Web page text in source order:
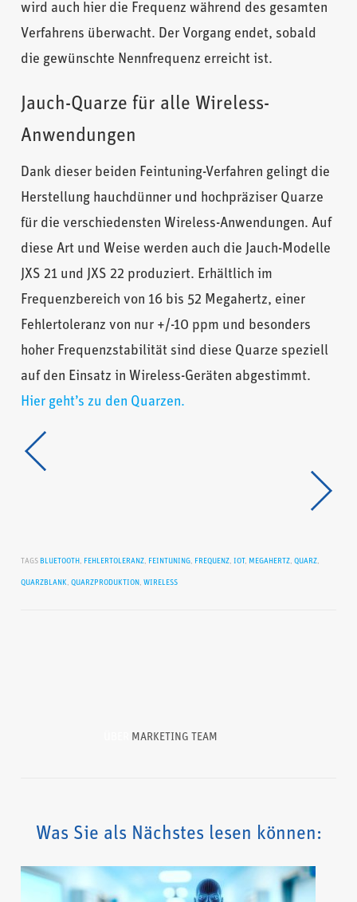
wird auch hier die Frequenz während des gesamten
Verfahrens überwacht. Der Vorgang endet, sobald
die gewünschte Nennfrequenz erreicht ist.
Jauch-Quarze für alle Wireless-
Anwendungen
Dank dieser beiden Feintuning-Verfahren gelingt die
Herstellung hauchdünner und hochpräziser Quarze
für die verschiedensten Wireless-Anwendungen. Auf
diese Art und Weise werden auch die Jauch-Modelle
JXS 21 und JXS 22 produziert. Erhältlich im
Frequenzbereich von 16 bis 52 Megahertz, einer
Fehlertoleranz von nur +/-10 ppm und besonders
hoher Frequenzstabilität sind diese Quarze speziell
auf den Einsatz in Wireless-Geräten abgestimmt.
Hier geht’s zu den Quarzen.
TAGS BLUETOOTH, FEHLERTOLERANZ, FEINTUNING, FREQUENZ,IOT, MEGAHERTZ,QUARZ,
QUARZBLANK,QUARZPRODUKTION,WIRELESS
MARKETING TEAM
Was Sie als Nächstes lesen können: